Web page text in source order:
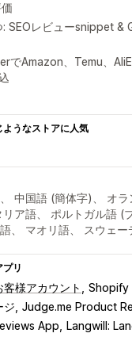
SEOレビューsnippet &
でAmazon、Temu、
うなストアに人気
中国語 (簡体字)、 オラ
ア語、 ポルトガル語 (
、 マオリ語、 スウェー
リ
客様アカウント
Shopify
ジ Judge.me Product
App
Langwill: